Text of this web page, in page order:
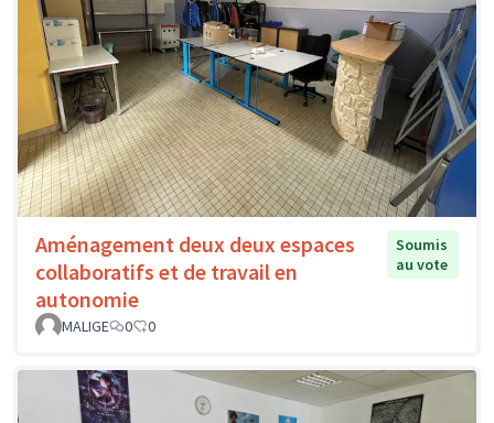
Aménagement deux deux espaces
collaboratifs et de travail en
autonomie
Soumis
au vote
MALIGE 0 0